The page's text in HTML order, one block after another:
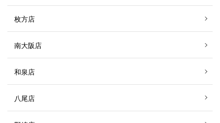
枚方店
南大阪店
和泉店
八尾店